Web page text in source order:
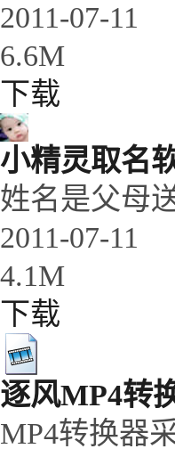
2011-07-11
6.6M
下载
小精灵取名
姓名是父母
2011-07-11
4.1M
下载
逐风MP4转
MP4转换器